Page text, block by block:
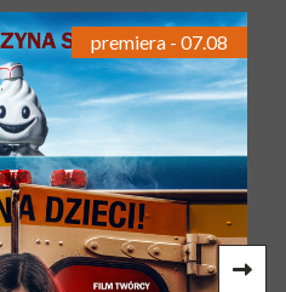
premiera - 07.08